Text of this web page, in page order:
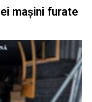
mașini furate